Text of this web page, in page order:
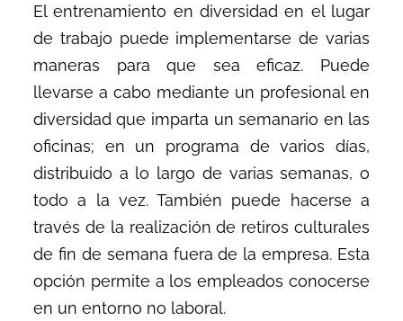
El entrenamiento en diversidad en el lugar
de trabajo puede implementarse de varias
maneras para que sea eficaz. Puede
llevarse a cabo mediante un profesional en
diversidad que imparta un semanario en las
oficinas; en un programa de varios días,
distribuido a lo largo de varias semanas, o
todo a la vez. También puede hacerse a
través de la realización de retiros culturales
de fin de semana fuera de la empresa. Esta
opción permite a los empleados conocerse
en un entorno no laboral.